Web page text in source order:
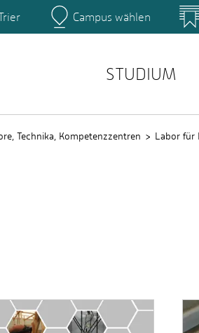
Hauptcampus
Rechenzentrum
Campus wählen
STUDIUM
Technika, Kompetenzzentren
Labor für